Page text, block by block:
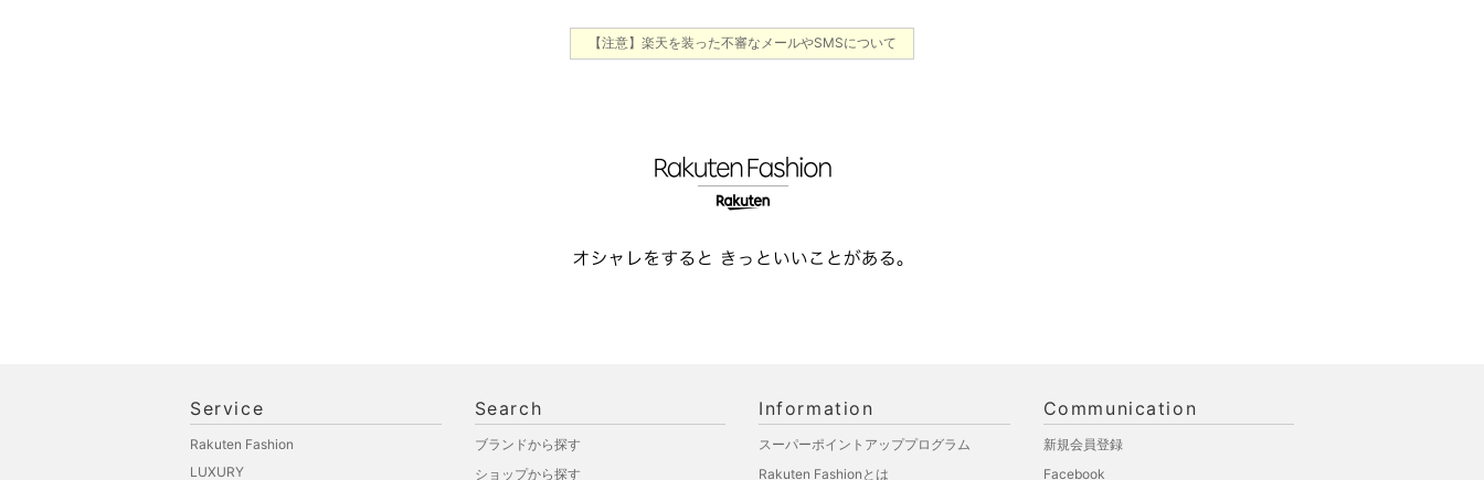
【注意】楽天を装った不審なメールやSMSについて
Service
Rakuten Fashion
LUXURY
Search
ブランドから探す
ショップから探す
Information
スーパーポイントアッププログラム
Rakuten Fashionとは
Communication
新規会員登録
Facebook